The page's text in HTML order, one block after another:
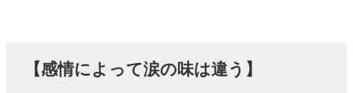
【感情によって涙の味は違う】